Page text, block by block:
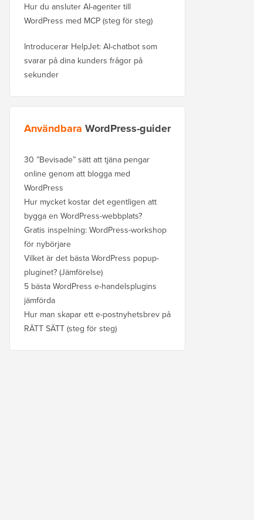
Hur du ansluter AI-agenter till
WordPress med MCP (steg för steg)
Introducerar HelpJet: AI-chatbot som
svarar på dina kunders frågor på
sekunder
Användbara WordPress-guider
30 ”Bevisade” sätt att tjäna pengar
online genom att blogga med
WordPress
Hur mycket kostar det egentligen att
bygga en WordPress-webbplats?
Gratis inspelning: WordPress-workshop
för nybörjare
Vilket är det bästa WordPress popup-
pluginet? (Jämförelse)
5 bästa WordPress e-handelsplugins
jämförda
Hur man skapar ett e-postnyhetsbrev på
RÄTT SÄTT (steg för steg)